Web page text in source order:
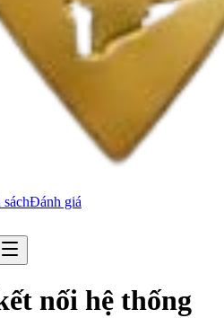
Đánh giá
nối hệ thống